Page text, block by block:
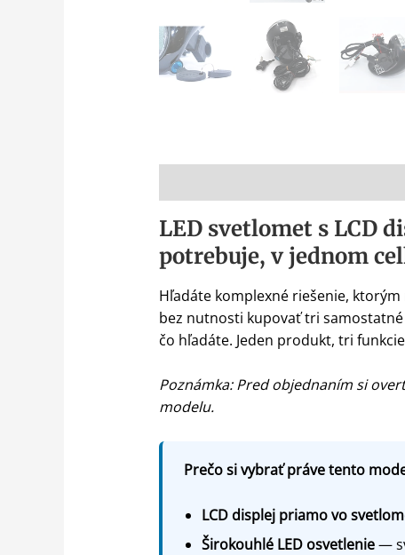
LED svetlomet s LCD
potrebuje, v jednom
Hľadáte komplexné riešenie,
bez nutnosti kupovať tri
čo hľadáte. Jeden produkt, tri
Poznámka: Pred objednaním si
modelu.
Prečo si vybrať práve tento
LCD displej priamo vo
Širokouhlé LED osvetlenie—